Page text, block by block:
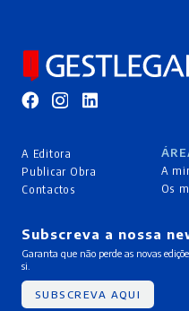
A Editora
Publicar Obra
Contactos
A
Os
Subscreva a nossa
Garanta que não perde as novas
si.
SUBSCREVA AQUI